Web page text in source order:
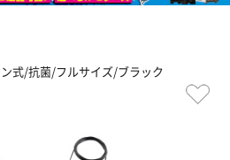
式/抗菌/フルサイズ/ブラック